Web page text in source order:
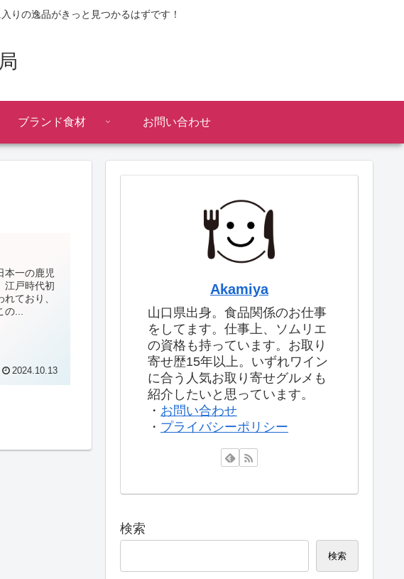
りの逸品がきっと見つかるはずです！
ブランド食材 お問い合わせ
本一の鹿児
江戸時代初
ており、
...
2024.10.13
Akamiya
山口県出身。食品関係のお仕事
をしてます。仕事上、ソムリエ
の資格も持っています。お取り
寄せ歴15年以上。いずれワイン
に合う人気お取り寄せグルメも
紹介したいと思っています。
・ お問い合わせ
・ プライバシーポリシー
検索
検索